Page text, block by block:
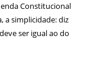
Constitucional
a simplicidade: diz
ser igual ao do